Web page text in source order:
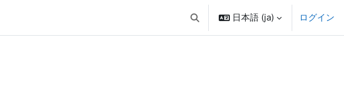
検索入力に切り替える
日本語 ‎(ja)‎ ログイン